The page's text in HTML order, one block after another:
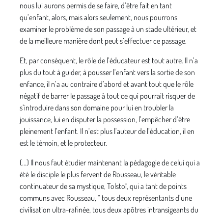
nous lui aurons permis de se faire, d’être fait en tant
qu’enfant, alors, mais alors seulement, nous pourrons
examiner le problème de son passage à un stade ultérieur, et
de la meilleure manière dont peut s’effectuer ce passage.
Et, par conséquent, le rôle de l’éducateur est tout autre. Il n’a
plus du tout à guider, à pousser l’enfant vers la sortie de son
enfance, il n’a au contraire d’abord et avant tout que le rôle
négatif de barrer le passage à tout ce qui pourrait risquer de
s’introduire dans son domaine pour lui en troubler la
jouissance, lui en disputer la possession, l’empêcher d’être
pleinement l’enfant. Il n’est plus l’auteur de l’éducation, il en
est le témoin, et le protecteur.
(...) Il nous faut étudier maintenant la pédagogie de celui qui a
été le disciple le plus fervent de Rousseau, le véritable
continuateur de sa mystique, Tolstoï, qui a tant de points
communs avec Rousseau, “ tous deux représentants d’une
civilisation ultra-rafinée, tous deux apôtres intransigeants du